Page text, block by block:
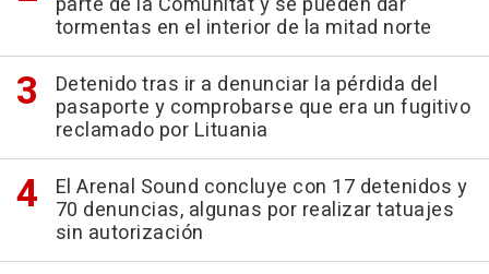
tormentas en el interior de la mitad norte
Detenido tras ir a denunciar la pérdida del
pasaporte y comprobarse que era un fugitivo
reclamado por Lituania
El Arenal Sound concluye con 17 detenidos y
70 denuncias, algunas por realizar tatuajes
sin autorización